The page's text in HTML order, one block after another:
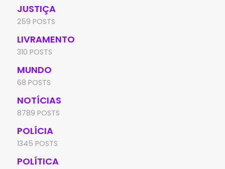
JUSTIÇA
259 POSTS
LIVRAMENTO
310 POSTS
MUNDO
68 POSTS
NOTÍCIAS
8789 POSTS
POLÍCIA
1345 POSTS
POLÍTICA